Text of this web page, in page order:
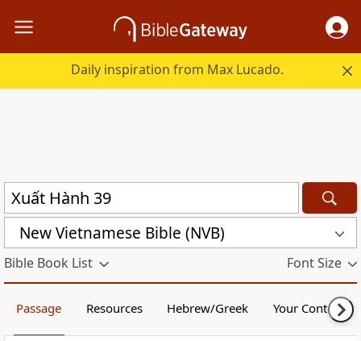
Daily inspiration from Max Lucado.
New Vietnamese Bible (NVB)
Bible Book List Font Size
Passage Resources Hebrew/Greek Your Content